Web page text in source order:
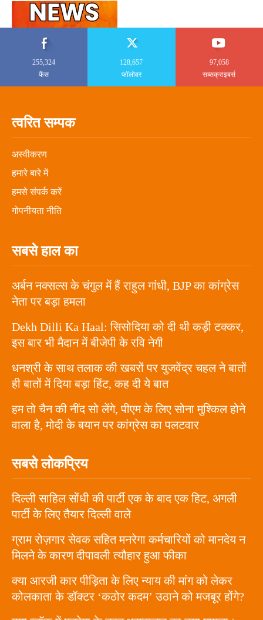
255,324
फैंस
128,657
फॉलोवर
97,058
सब्सक्राइबर्स
त्वरित सम्पक
अस्वीकरण
हमारे बारे में
हमसे संपर्क करें
गोपनीयता नीति
सबसे हाल का
अर्बन नक्सल्स के चंगुल में हैं राहुल गांधी, BJP का कांग्रेस
नेता पर बड़ा हमला
Dekh Dilli Ka Haal: सिसोदिया को दी थी कड़ी टक्कर,
इस बार भी मैदान में बीजेपी के रवि नेगी
धनश्री के साथ तलाक की खबरों पर युजवेंद्र चहल ने बातों
ही बातों में दिया बड़ा हिंट, कह दी ये बात
हम तो चैन की नींद सो लेंगे, पीएम के लिए सोना मुश्किल होने
वाला है, मोदी के बयान पर कांग्रेस का पलटवार
सबसे लोकप्रिय
दिल्ली साहिल सोंधी की पार्टी एक के बाद एक हिट, अगली
पार्टी के लिए तैयार दिल्ली वाले
ग्राम रोज़गार सेवक सहित मनरेगा कर्मचारियों को मानदेय न
मिलने के कारण दीपावली त्यौहार हुआ फीका
क्या आरजी कार पीड़िता के लिए न्याय की मांग को लेकर
कोलकाता के डॉक्टर ‘कठोर कदम’ उठाने को मजबूर होंगे?